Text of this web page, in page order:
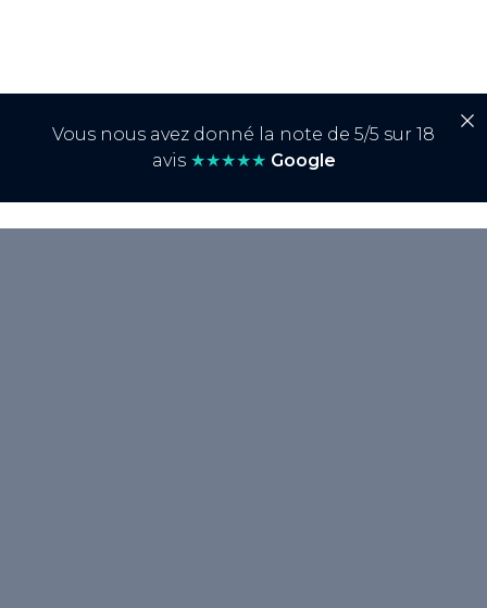
Vous nous avez donné la note de 5/5 sur 18
avis ★★★★★ Google